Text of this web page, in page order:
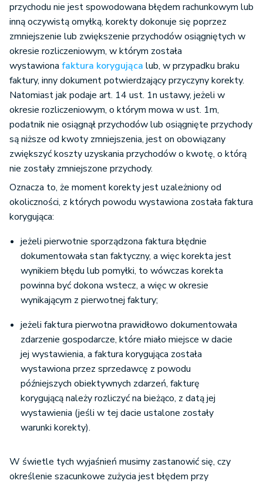
przychodu nie jest spowodowana błędem rachunkowym lub
inną oczywistą omyłką, korekty dokonuje się poprzez
zmniejszenie lub zwiększenie przychodów osiągniętych w
okresie rozliczeniowym, w którym została
wystawiona faktura korygująca lub, w przypadku braku
faktury, inny dokument potwierdzający przyczyny korekty.
Natomiast jak podaje art. 14 ust. 1n ustawy, jeżeli w
okresie rozliczeniowym, o którym mowa w ust. 1m,
podatnik nie osiągnął przychodów lub osiągnięte przychody
są niższe od kwoty zmniejszenia, jest on obowiązany
zwiększyć koszty uzyskania przychodów o kwotę, o którą
nie zostały zmniejszone przychody.
Oznacza to, że moment korekty jest uzależniony od
okoliczności, z których powodu wystawiona została faktura
korygująca:
jeżeli pierwotnie sporządzona faktura błędnie
dokumentowała stan faktyczny, a więc korekta jest
wynikiem błędu lub pomyłki, to wówczas korekta
powinna być dokona wstecz, a więc w okresie
wynikającym z pierwotnej faktury;
jeżeli faktura pierwotna prawidłowo dokumentowała
zdarzenie gospodarcze, które miało miejsce w dacie
jej wystawienia, a faktura korygująca została
wystawiona przez sprzedawcę z powodu
późniejszych obiektywnych zdarzeń, fakturę
korygującą należy rozliczyć na bieżąco, z datą jej
wystawienia (jeśli w tej dacie ustalone zostały
warunki korekty).
W świetle tych wyjaśnień musimy zastanowić się, czy
określenie szacunkowe zużycia jest błędem przy